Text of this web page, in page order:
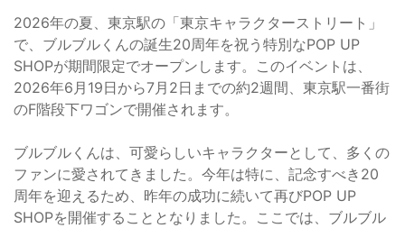
2026年の夏、東京駅の「東京キャラクターストリート」
で、ブルブルくんの誕生20周年を祝う特別なPOP UP
SHOPが期間限定でオープンします。このイベントは、
2026年6月19日から7月2日までの約2週間、東京駅一番街
のF階段下ワゴンで開催されます。
ブルブルくんは、可愛らしいキャラクターとして、多くの
ファンに愛されてきました。今年は特に、記念すべき20
周年を迎えるため、昨年の成功に続いて再びPOP UP
SHOPを開催することとなりました。ここでは、ブルブル